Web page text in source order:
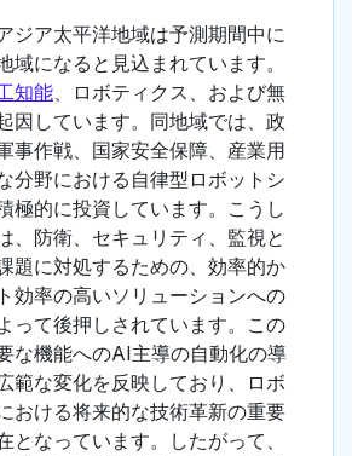
ジア太平洋地域は予測期間中に
域になると見込まれています。
知能、ロボティクス、および無
因しています。同地域では、政
事作戦、国家安全保障、産業用
分野における自律型ロボットシ
極的に投資しています。こうし
、防衛、セキュリティ、監視と
題に対処するための、効率的か
効率の高いソリューションへの
って後押しされています。この
な機能へのAI主導の自動化の導
範な変化を反映しており、ロボ
おける将来的な技術革新の重要
となっています。したがって、